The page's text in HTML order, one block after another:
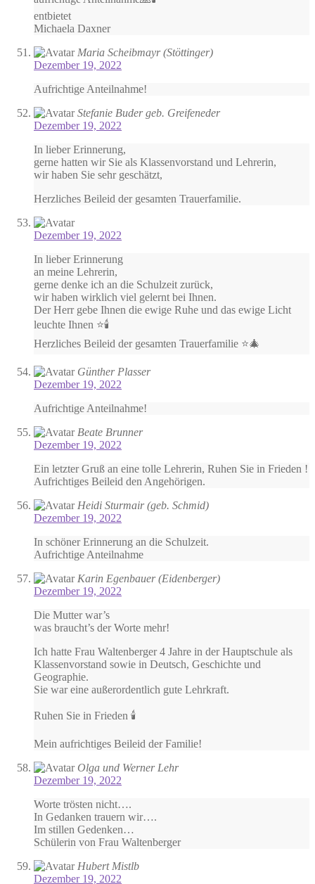
entbietet
Michaela Daxner
Maria Scheibmayr (Stöttinger)
Dezember 19, 2022
Aufrichtige Anteilnahme!
Stefanie Buder geb. Greifeneder
Dezember 19, 2022
In lieber Erinnerung,
gerne hatten wir Sie als Klassenvorstand und Lehrerin,
wir haben Sie sehr geschätzt,
Herzliches Beileid der gesamten Trauerfamilie.
Dezember 19, 2022
In lieber Erinnerung
an meine Lehrerin,
gerne denke ich an die Schulzeit zurück,
wir haben wirklich viel gelernt bei Ihnen.
Der Herr gebe Ihnen die ewige Ruhe und das ewige Licht
leuchte Ihnen ⭐️🕯️
Herzliches Beileid der gesamten Trauerfamilie ⭐️🎄
Günther Plasser
Dezember 19, 2022
Aufrichtige Anteilnahme!
Beate Brunner
Dezember 19, 2022
Ein letzter Gruß an eine tolle Lehrerin, Ruhen Sie in Frieden !
Aufrichtiges Beileid den Angehörigen.
Heidi Sturmair (geb. Schmid)
Dezember 19, 2022
In schöner Erinnerung an die Schulzeit.
Aufrichtige Anteilnahme
Karin Egenbauer (Eidenberger)
Dezember 19, 2022
Die Mutter war’s
was braucht’s der Worte mehr!
Ich hatte Frau Waltenberger 4 Jahre in der Hauptschule als
Klassenvorstand sowie in Deutsch, Geschichte und
Geographie.
Sie war eine außerordentlich gute Lehrkraft.
Ruhen Sie in Frieden 🕯
Mein aufrichtiges Beileid der Familie!
Olga und Werner Lehr
Dezember 19, 2022
Worte trösten nicht….
In Gedanken trauern wir….
Im stillen Gedenken…
Schülerin von Frau Waltenberger
Hubert Mistlb
Dezember 19, 2022